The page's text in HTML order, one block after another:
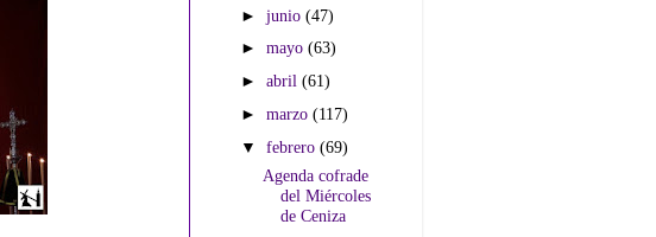
►junio(47)
►mayo(63)
►abril(61)
►marzo(117)
▼febrero(69)
Agenda cofrade
del Miércoles
de Ceniza